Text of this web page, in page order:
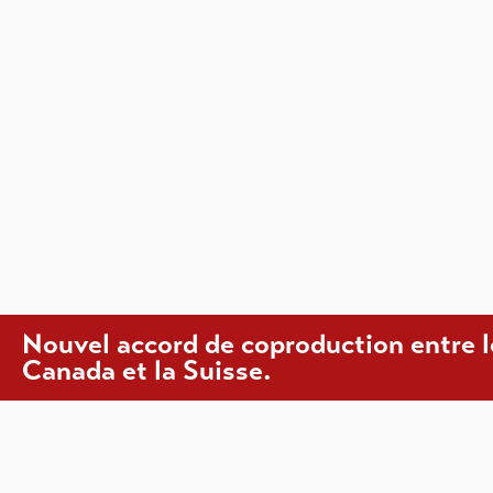
Nouvel accord de coproduction entre
Canada et la Suisse.